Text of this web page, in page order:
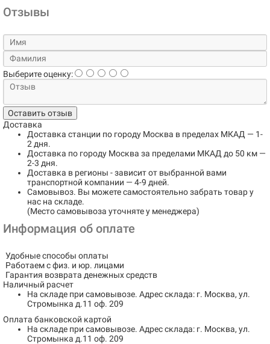
Отзывы
Выберите оценку:
Оставить отзыв
Доставка
Доставка станции по городу Москва в пределах МКАД — 1-
2 дня.
Доставка по городу Москва за пределами МКАД до 50 км —
2-3 дня.
Доставка в регионы - зависит от выбранной вами
транспортной компании — 4-9 дней.
Самовывоз. Вы можете самостоятельно забрать товар у
нас на складе.
(Место самовывоза уточняте у менеджера)
Информация об оплате
Удобные способы оплаты
Работаем с физ. и юр. лицами
Гарантия возврата денежных средств
Наличный расчет
На складе при самовывозе. Адрес склада: г. Москва, ул.
Стромынка д.11 оф. 209
Оплата банковской картой
На складе при самовывозе. Адрес склада: г. Москва, ул.
Стромынка д.11 оф. 209